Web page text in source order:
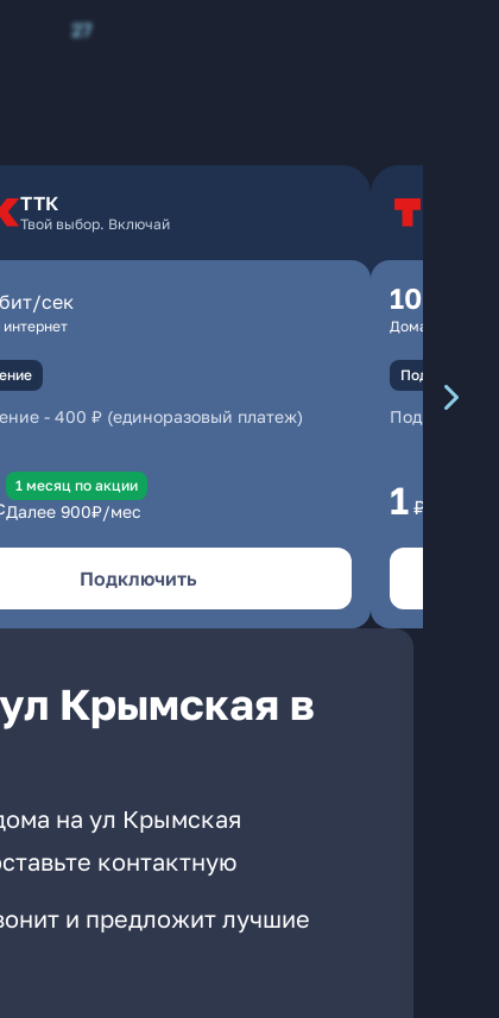
27
ТТК
Твой выбор. Включай
сек
- 400 ₽ (единоразовый платеж)
1 месяц по акции
Далее 900₽/мес
Подключить
100
Домашний
Подключение
1 ₽/мес
Крымская в
на ул Крымская
контактную
и предложит лучшие